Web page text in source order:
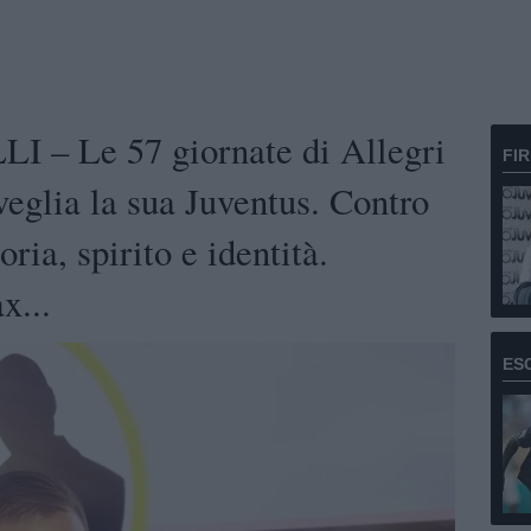
– Le 57 giornate di Allegri
la sua Juventus. Contro
spirito e identità.